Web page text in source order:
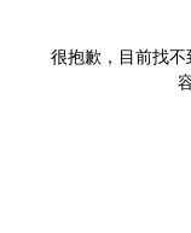
很抱歉，目前找